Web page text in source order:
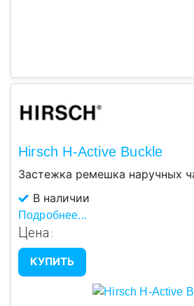
Hirsch H-Active Buckle
Застежка ремешка наручных
В наличии
Подробнее...
Цена:
КУПИТЬ